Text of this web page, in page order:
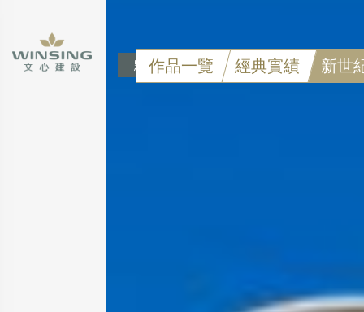
點擊可看大圖
作品一覽 經典實績 新世